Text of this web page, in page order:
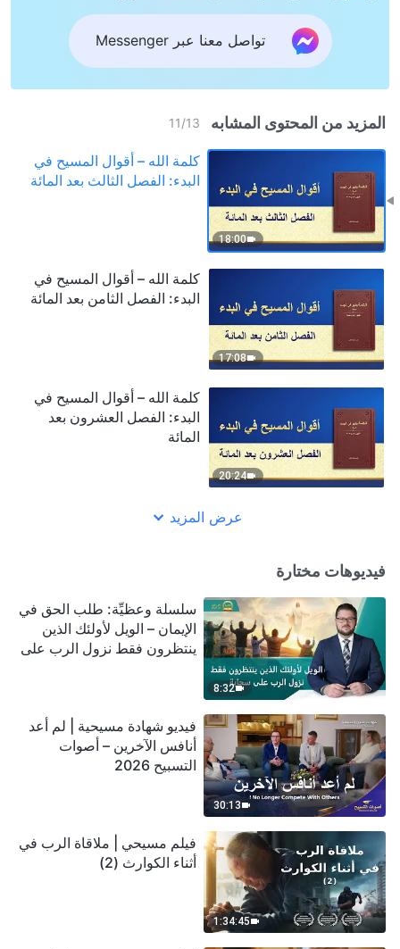
تواصل معنا عبر Messenger
المزيد من المحتوى المشابه 11/13
18:00
كلمة الله – أقوال المسيح في
البدء: الفصل الثالث بعد المائة
17:08
كلمة الله – أقوال المسيح في
البدء: الفصل الثامن بعد المائة
20:24
كلمة الله – أقوال المسيح في
البدء: الفصل العشرون بعد
المائة
عرض المزيد
فيديوهات مختارة
8:32
سلسلة وعظيِّة: طلب الحق في
الإيمان – الويل لأولئك الذين
ينتظرون فقط نزول الرب على
30:13
فيديو شهادة مسيحية | لم أعد
أنافس الآخرين – أصوات
التسبيح 2026
1:34:45
فيلم مسيحي | ملاقاة الرب في
أثناء الكوارث (2)